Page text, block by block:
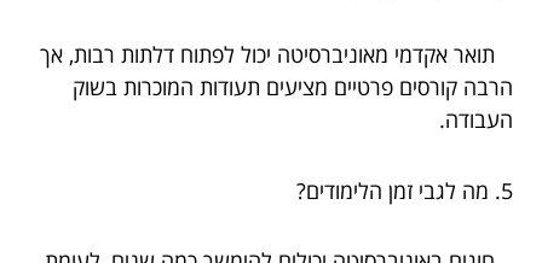
תואר אקדמי מאוניברסיטה יכול לפתוח דלתות רבות, אך
הרבה קורסים פרטיים מציעים תעודות המוכרות בשוק
העבודה.
5. מה לגבי זמן הלימודים?